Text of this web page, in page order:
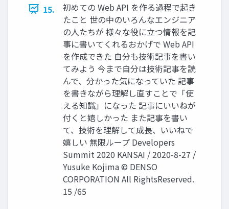
15.
初めての Web API を作る過程で起き
たこと 世の中のいろんなエンジニア
の人たちが 様々な役に立つ情報を記
事に書いてくれるおかげで Web API
を作成できた 自分も技術記事を書い
てみよう 今まで自分は技術記事を読
んで、分かった気になっていた 記事
を書きながら理解し直すことで「使
える知識」になった 記事にいいねが
付くと嬉しかった また記事を書い
て、技術を理解して成長、いいねで
嬉しい 無限ループ Developers
Summit 2020 KANSAI / 2020-8-27 /
Yusuke Kojima © DENSO
CORPORATION All RightsReserved.
15 /65